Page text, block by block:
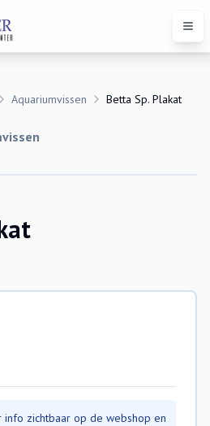
Aquariumvissen Betta Sp. Plakat
zichtbaar op de webshop en